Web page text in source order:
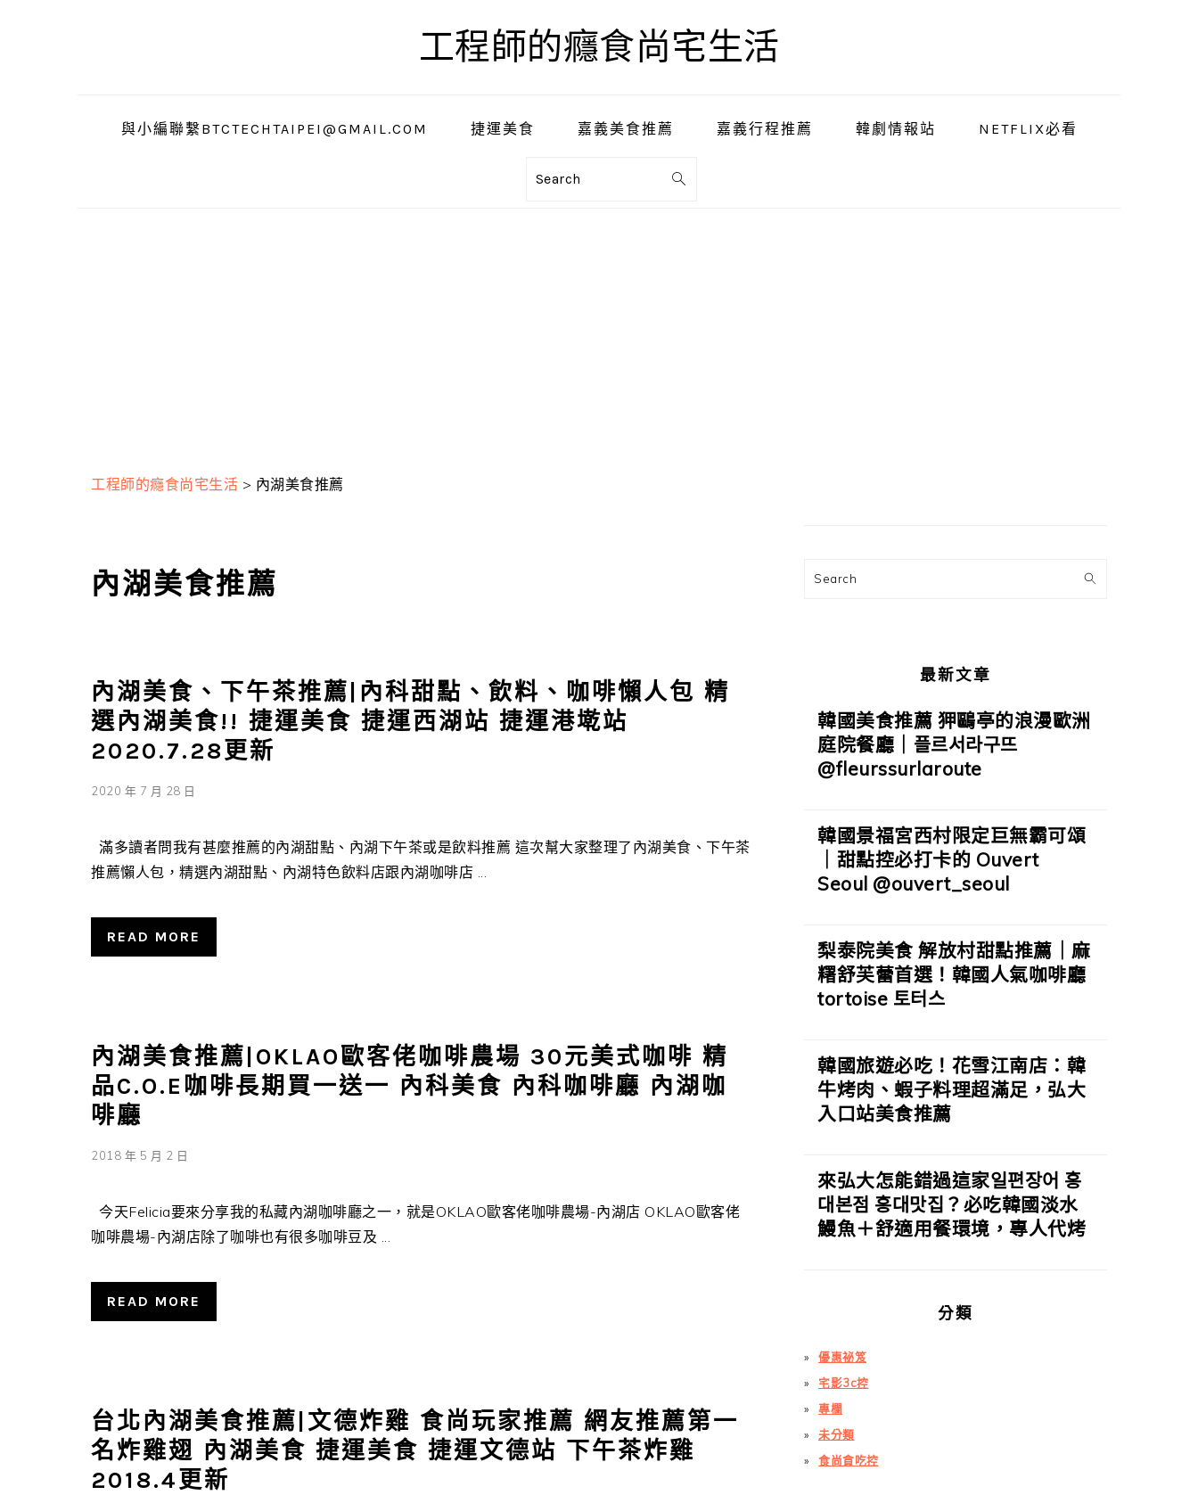
工程師的癮食尚宅生活
與小編聯繫BTCTECHTAIPEI@GMAIL.COM 捷運美食 嘉義美食推薦 嘉義行程推薦 韓劇情報站 NETFLIX必看
Search
工程師的癮食尚宅生活 > 內湖美食推薦
內湖美食推薦
內湖美食、下午茶推薦|內科甜點、飲料、咖啡懶人包 精
選內湖美食!! 捷運美食 捷運西湖站 捷運港墘站
2020.7.28更新
2020 年 7 月 28 日
滿多讀者問我有甚麼推薦的內湖甜點、內湖下午茶或是飲料推薦 這次幫大家整理了內湖美食、下午茶
推薦懶人包，精選內湖甜點、內湖特色飲料店跟內湖咖啡店 ...
READ MORE
內湖美食推薦|OKLAO歐客佬咖啡農場 30元美式咖啡 精
品C.O.E咖啡長期買一送一 內科美食 內科咖啡廳 內湖咖
啡廳
2018 年 5 月 2 日
今天Felicia要來分享我的私藏內湖咖啡廳之一，就是OKLAO歐客佬咖啡農場-內湖店 OKLAO歐客佬
咖啡農場-內湖店除了咖啡也有很多咖啡豆及 ...
READ MORE
台北內湖美食推薦|文德炸雞 食尚玩家推薦 網友推薦第一
名炸雞翅 內湖美食 捷運美食 捷運文德站 下午茶炸雞
2018.4更新
欄
Search
最新文章
韓國美食推薦 狎鷗亭的浪漫歐洲
庭院餐廳｜플르서라구뜨
@fleurssurlaroute
韓國景福宮西村限定巨無霸可頌
｜甜點控必打卡的 Ouvert
Seoul @ouvert_seoul
梨泰院美食 解放村甜點推薦｜麻
糬舒芙蕾首選！韓國人氣咖啡廳
tortoise 토터스
韓國旅遊必吃！花雪江南店：韓
牛烤肉、蝦子料理超滿足，弘大
入口站美食推薦
來弘大怎能錯過這家일편장어 홍
대본점 홍대맛집？必吃韓國淡水
鰻魚＋舒適用餐環境，專人代烤
分類
優惠祕笈
宅影3c控
專欄
未分類
食尚貪吃控